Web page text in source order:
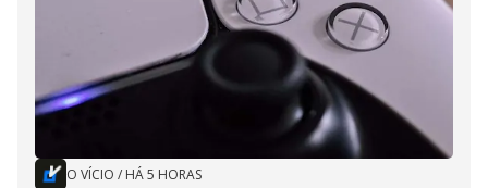
O VÍCIO / HÁ 5 HORAS